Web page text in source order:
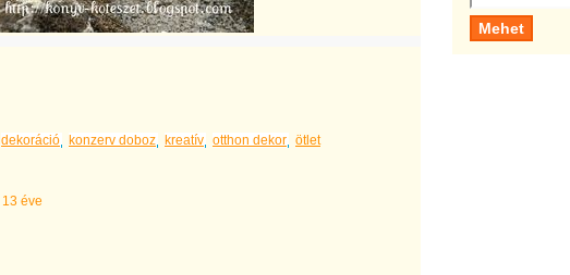
dekoráció konzerv doboz kreatív otthon dekor ötlet
13 éve